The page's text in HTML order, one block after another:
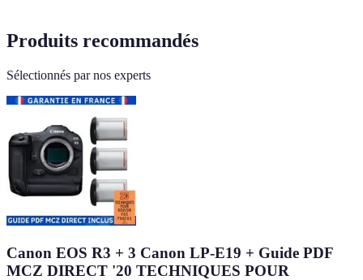
Produits recommandés
Sélectionnés par nos experts
Canon EOS R3 + 3 Canon LP-E19 + Guide PDF
MCZ DIRECT '20 TECHNIQUES POUR